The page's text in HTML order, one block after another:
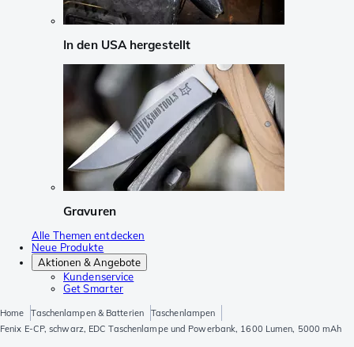
In den USA hergestellt
Gravuren
Alle Themen entdecken
Neue Produkte
Aktionen & Angebote
Kundenservice
Get Smarter
Home Taschenlampen & Batterien
Taschenlampen
Fenix E-CP, schwarz, EDC Taschenlampe und Powerbank, 1600 Lumen, 5000 mAh